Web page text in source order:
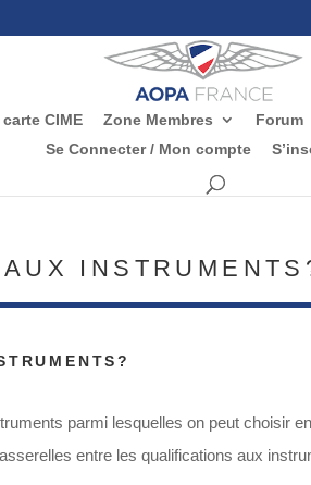
CIME Zone Membres Forum
Se Connecter / Mon compte
parmi lesquelles on peut choisir
entre les qualifications aux